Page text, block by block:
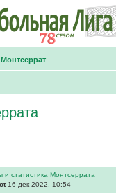
Монтсеррат
и статистика Монтсеррата
16 дек 2022, 10:54